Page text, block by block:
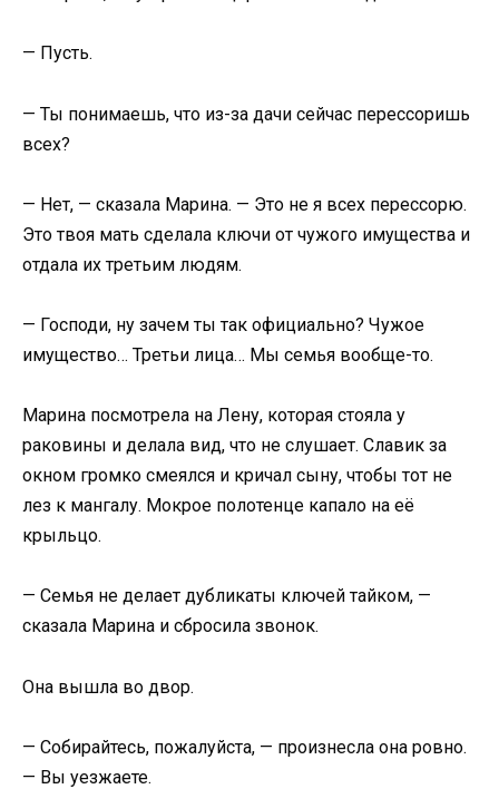
— Пусть.
— Ты понимаешь, что из-за дачи сейчас перессоришь
всех?
— Нет, — сказала Марина. — Это не я всех перессорю.
Это твоя мать сделала ключи от чужого имущества и
отдала их третьим людям.
— Господи, ну зачем ты так официально? Чужое
имущество… Третьи лица… Мы семья вообще-то.
Марина посмотрела на Лену, которая стояла у
раковины и делала вид, что не слушает. Славик за
окном громко смеялся и кричал сыну, чтобы тот не
лез к мангалу. Мокрое полотенце капало на её
крыльцо.
— Семья не делает дубликаты ключей тайком, —
сказала Марина и сбросила звонок.
Она вышла во двор.
— Собирайтесь, пожалуйста, — произнесла она ровно.
— Вы уезжаете.